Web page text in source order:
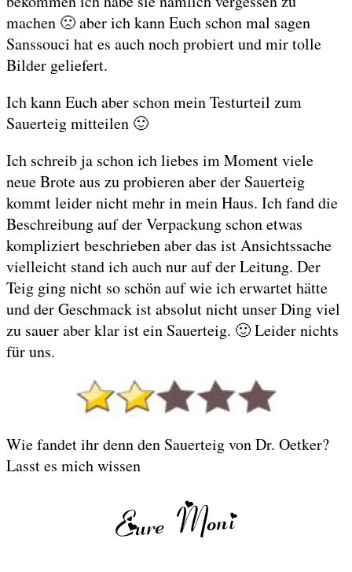
machen 🙁 aber ich kann Euch schon mal sagen
Sanssouci hat es auch noch probiert und mir tolle
Bilder geliefert.
Ich kann Euch aber schon mein Testurteil zum
Sauerteig mitteilen 🙂
Ich schreib ja schon ich liebes im Moment viele
neue Brote aus zu probieren aber der Sauerteig
kommt leider nicht mehr in mein Haus. Ich fand die
Beschreibung auf der Verpackung schon etwas
kompliziert beschrieben aber das ist Ansichtssache
vielleicht stand ich auch nur auf der Leitung. Der
Teig ging nicht so schön auf wie ich erwartet hätte
und der Geschmack ist absolut nicht unser Ding viel
zu sauer aber klar ist ein Sauerteig. 🙂 Leider nichts
für uns.
Wie fandet ihr denn den Sauerteig von Dr. Oetker?
Lasst es mich wissen